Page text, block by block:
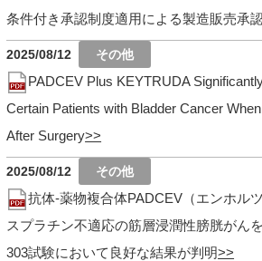
条件付き承認制度適用による製造販売承
2025/08/12
PADCEV Plus KEYTRUDA
Certain Patients with Bladder Cancer
After Surgery
2025/08/12
抗体-薬物複合体PADCEV（エンホル
スプラチン不適応の筋層浸潤性膀胱がん
303試験において良好な結果が判明